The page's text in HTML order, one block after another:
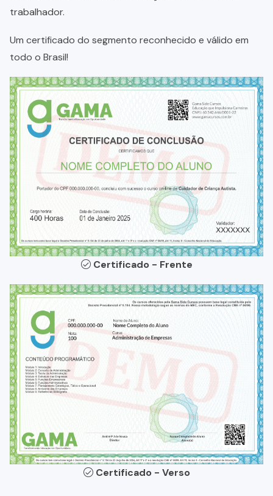
trabalhador.
Um certificado do segmento reconhecido e válido em
todo o Brasil!
Certificado - Frente
Certificado - Verso